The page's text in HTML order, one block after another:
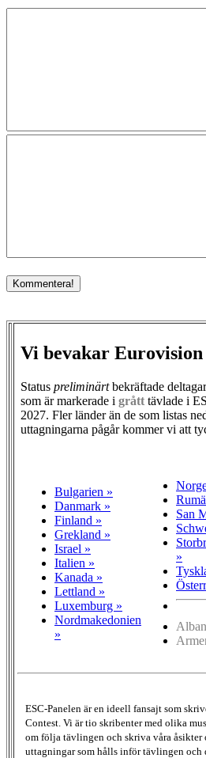
Vi bevakar Eurovision
Status preliminärtbekräftade
som är markerade i grått tävlade i
2027. Fler länder än de som listas
uttagningarna pågår kommer vi att
Bulgarien »
Danmark »
Finland »
Grekland »
Israel »
Italien »
Kanada »
Lettland »
Luxemburg »
Nordmakedonien
»
San
»
ESC-Panelen är en ideell fansajt som
Contest. Vi är tio skribenter med olika
om följa tävlingen och skriva våra
uttagningar som hålls inför tävlingen och